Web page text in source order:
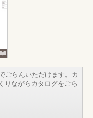
ごらんいただけます。カ
りながらカタログをごら